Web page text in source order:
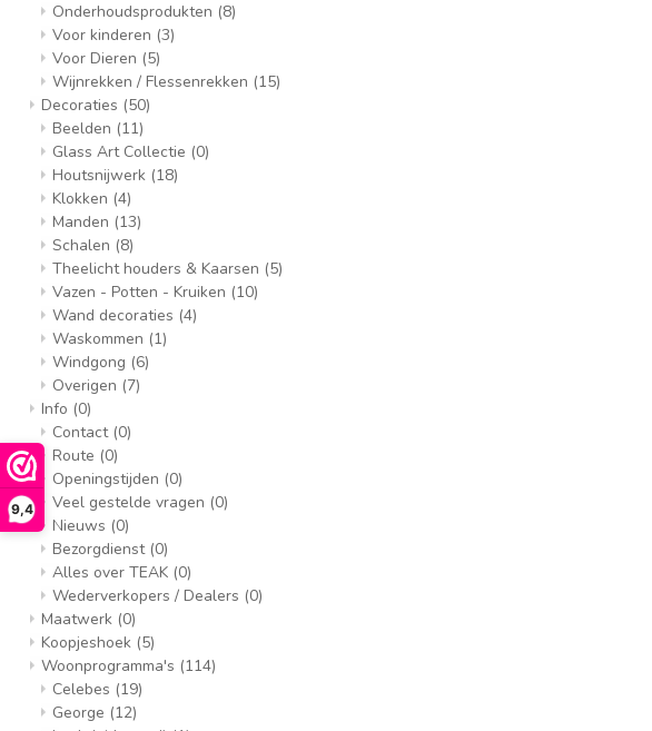
9,4
Onderhoudsprodukten (8)
Voor kinderen (3)
Voor Dieren (5)
Wijnrekken / Flessenrekken (15)
Decoraties (50)
Beelden (11)
Glass Art Collectie (0)
Houtsnijwerk (18)
Klokken (4)
Manden (13)
Schalen (8)
Theelicht houders & Kaarsen (5)
Vazen - Potten - Kruiken (10)
Wand decoraties (4)
Waskommen (1)
Windgong (6)
Overigen (7)
Info (0)
Contact (0)
Route (0)
Openingstijden (0)
Veel gestelde vragen (0)
Nieuws (0)
Bezorgdienst (0)
Alles over TEAK (0)
Wederverkopers / Dealers (0)
Maatwerk (0)
Koopjeshoek (5)
Woonprogramma's (114)
Celebes (19)
George (12)